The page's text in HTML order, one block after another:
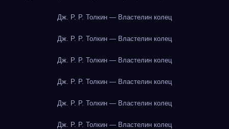
Дж. Р. Р. Толкин — Властелин колец
Дж. Р. Р. Толкин — Властелин колец
Дж. Р. Р. Толкин — Властелин колец
Дж. Р. Р. Толкин — Властелин колец
Дж. Р. Р. Толкин — Властелин колец
Дж. Р. Р. Толкин — Властелин колец